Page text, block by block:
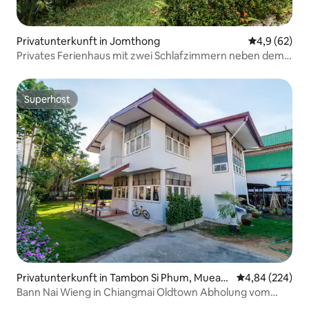
Privatunterkunft in Jomthong
4,9 (62)
Privates Ferienhaus mit zwei Schlafzimmern neben dem
Superhost
Superhost
Privatunterkunft in Tambon Si Phum, Muean
g Chiang Mai District
4,84 (224)
Bann Nai Wieng in Chiangmai Oldtown Abholung vom